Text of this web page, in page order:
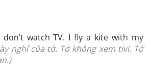
watch TV. I fly a kite with my
nghỉ của tớ. Tớ không xem tivi. Tớ